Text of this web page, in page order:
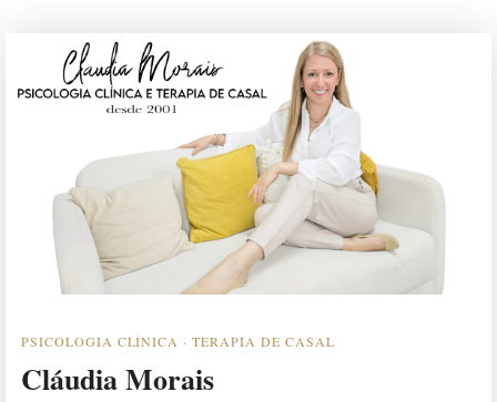
PSICOLOGIA CLÍNICA · TERAPIA DE CASAL
Cláudia Morais